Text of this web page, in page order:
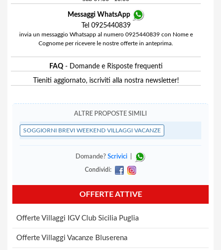
Messaggi WhatsApp
Tel 0925440839
invia un messaggio Whatsapp al numero 0925440839 con Nome e
Cognome per ricevere le nostre offerte in anteprima.
FAQ- Domande e Risposte frequenti
Tieniti aggiornato, iscriviti alla nostra newsletter!
ALTRE PROPOSTE SIMILI
SOGGIORNI BREVI WEEKEND VILLAGGI VACANZE
Domande? Scrivici
Condividi:
OFFERTE ATTIVE
Offerte Villaggi IGV Club Sicilia Puglia
Offerte Villaggi Vacanze Bluserena